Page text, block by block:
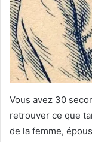
Vous avez 30
retrouver ce que
de la femme,